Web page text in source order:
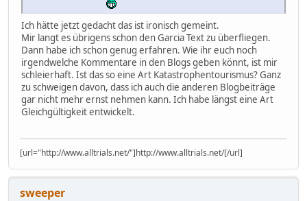
Ich hätte jetzt gedacht das ist ironisch gemeint.
Mir langt es übrigens schon den Garcia Text zu überfliegen.
Dann habe ich schon genug erfahren. Wie ihr euch noch
irgendwelche Kommentare in den Blogs geben könnt, ist mir
schleierhaft. Ist das so eine Art Katastrophentourismus? Ganz
zu schweigen davon, dass ich auch die anderen Blogbeiträge
gar nicht mehr ernst nehmen kann. Ich habe längst eine Art
Gleichgültigkeit entwickelt.
[url="http://www.alltrials.net/"]http://www.alltrials.net/[/url]
sweeper